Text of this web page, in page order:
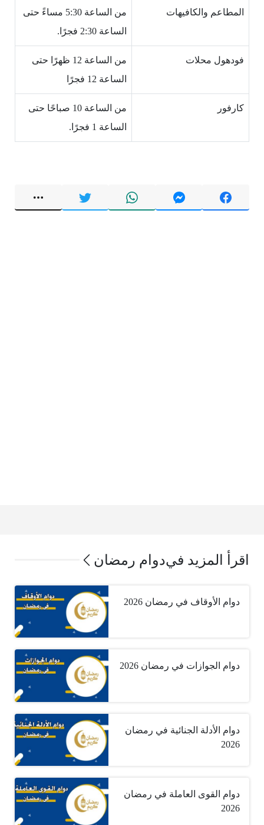
المطاعم والكافيهات
من الساعة 5:30 مساءً حتى
الساعة 2:30 فجرًا.
فودهول محلات
من الساعة 12 ظهرًا حتى
الساعة 12 فجرًا
كارفور
من الساعة 10 صباحًا حتى
الساعة 1 فجرًا.
اقرأ المزيد فيدوام رمضان
دوام الأوقاف في رمضان 2026
دوام الجوازات في رمضان 2026
دوام الأدلة الجنائية في رمضان
2026
دوام القوى العاملة في رمضان
2026